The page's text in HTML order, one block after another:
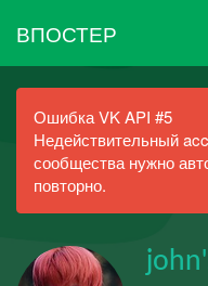
ВПОСТЕР
Ошибка VK API #5
Недействительный
сообщества нужно
повторно.